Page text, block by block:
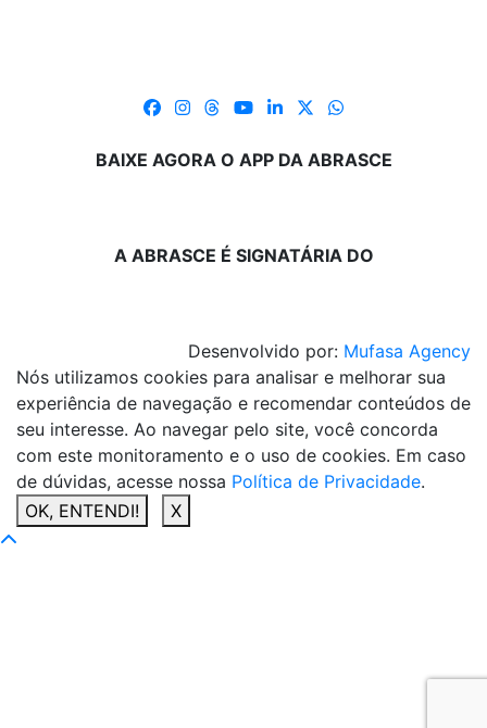
BAIXE AGORA O APP DA ABRASCE
A ABRASCE É SIGNATÁRIA DO
Desenvolvido por: Mufasa Agency
Nós utilizamos cookies para analisar e melhorar sua
experiência de navegação e recomendar conteúdos de
seu interesse. Ao navegar pelo site, você concorda
com este monitoramento e o uso de cookies. Em caso
de dúvidas, acesse nossa Política de Privacidade.
OK, ENTENDI!
X